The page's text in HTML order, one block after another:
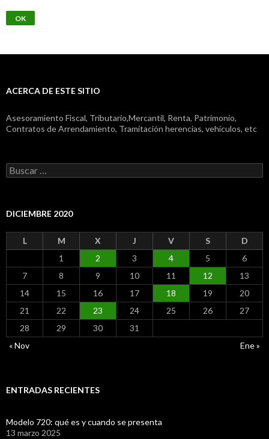
ACERCA DE ESTE SITIO
Asesoramiento Fiscal, Tributario,Mercantil, Renta, Patrimonio,
Contratos de Arrendamiento, Tramitación herencias, vehículos, etc
Buscar:
DICIEMBRE 2020
L M X J V S
D
1
2 3 4 5
6
7
8 9 10 11 12
13
14
15 16 17 18 19
20
21
22 23 24 25 26
27
28
29 30
31
« Nov
Ene »
ENTRADAS RECIENTES
Modelo 720: qué es y cuando se presenta
13 marzo 2025